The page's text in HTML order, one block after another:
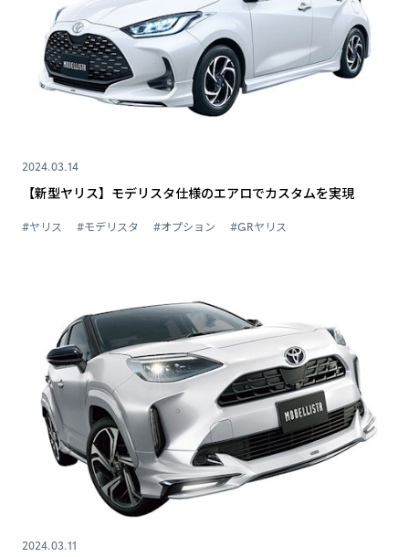
2024.03.14
【新型ヤリス】モデリスタ仕様のエアロでカスタムを実現
#ヤリス #モデリスタ #オプション #GRヤリス
2024.03.11